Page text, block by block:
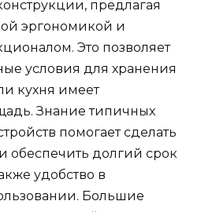
предлагая
эргономикой и
Это позволяет
условия для хранения
кухня имеет
Знание типичных
помогает сделать
обеспечить долгий срок
удобство в
Большие